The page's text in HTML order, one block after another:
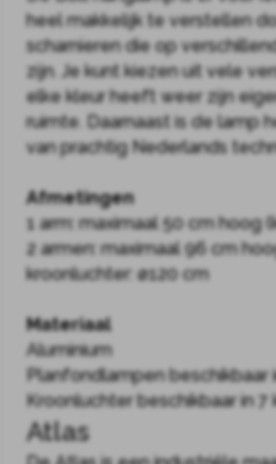
heel makkelijk te verstellen
scharnieren die op
zijn. Je kunt kiezen uit vele
elke kleur heeft weer zijn
ruimte. Daarnaast is de lamp
van prachtig Nederlands
Afmetingen
1 arm: maximaal 50 cm hoog
2 armen: maximaal 96 cm
kroonluchter: ø120 cm
Materiaal
Aluminium
Planfondlampen beschikbaar
Kroonluchter beschikbaar in 7
Atlas